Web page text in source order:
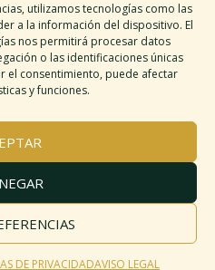
utilizamos tecnologías como las
a la información del dispositivo. El
nos permitirá procesar datos
o las identificaciones únicas
el consentimiento, puede afectar
y funciones.
DE PRIVACIDADAVISO LEGAL
legal
cookies
privacidad
sitio